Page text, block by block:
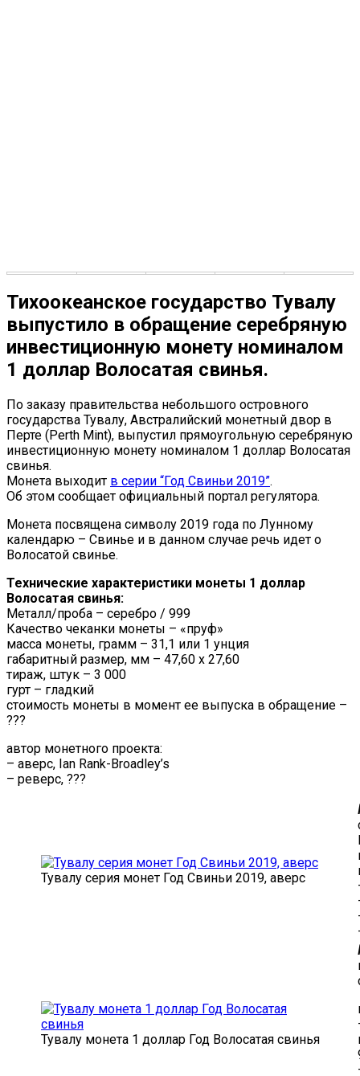
Тихоокеанское государство Тувалу
выпустило в обращение серебряную
инвестиционную монету номиналом
1 доллар Волосатая свинья.
По заказу правительства небольшого островного
государства Тувалу, Австралийский монетный двор в
Перте (Perth Mint), выпустил прямоугольную серебряную
инвестиционную монету номиналом 1 доллар Волосатая
свинья.
Монета выходит в серии “Год Свиньи 2019”.
Об этом сообщает официальный портал регулятора.
Монета посвящена символу 2019 года по Лунному
календарю – Свинье и в данном случае речь идет о
Волосатой свинье.
Технические характеристики монеты 1 доллар
Волосатая свинья:
Металл/проба – серебро / 999
Качество чеканки монеты – «пруф»
масса монеты, грамм – 31,1 или 1 унция
габаритный размер, мм – 47,60 х 27,60
тираж, штук – 3 000
гурт – гладкий
стоимость монеты в момент ее выпуска в обращение –
???
автор монетного проекта:
– аверс, Ian Rank-Broadley’s
– реверс, ???
Тувалу серия монет Год Свиньи 2019, аверс
Тувалу монета 1 доллар Год Волосатая свинья